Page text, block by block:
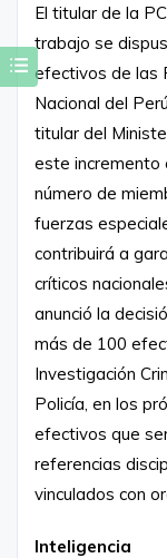
El titular de la
trabajo se
efectivos de las
Nacional del
titular del
este incremento
número de
fuerzas
contribuirá a
críticos
anunció la
más de 100
Investigación
Policía, en los
efectivos que
referencias
vinculados con
Inteligencia